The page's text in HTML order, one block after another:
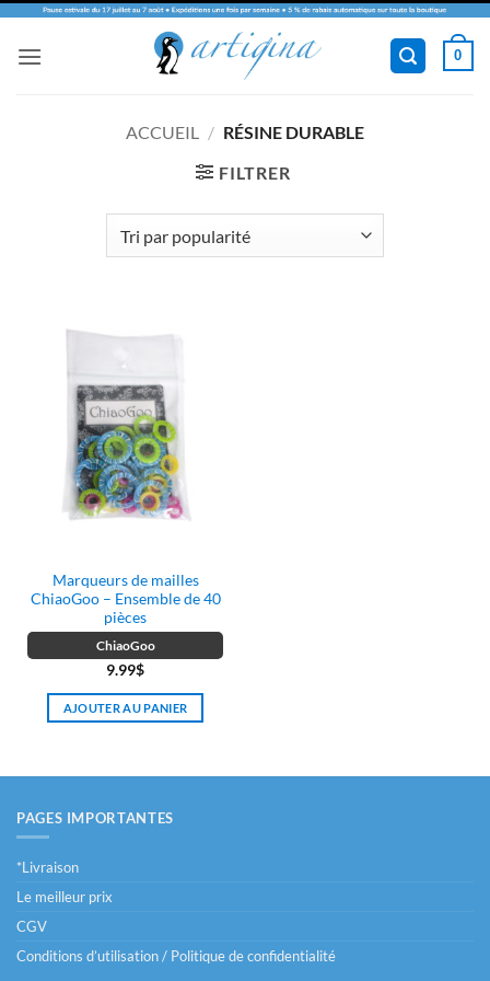
0
ACCUEIL / RÉSINE DURABLE
FILTRER
Marqueurs de mailles
ChiaoGoo – Ensemble de 40
pièces
ChiaoGoo
9.99$
AJOUTER AU PANIER
PAGES IMPORTANTES
*Livraison
Le meilleur prix
CGV
Conditions d’utilisation / Politique de confidentialité